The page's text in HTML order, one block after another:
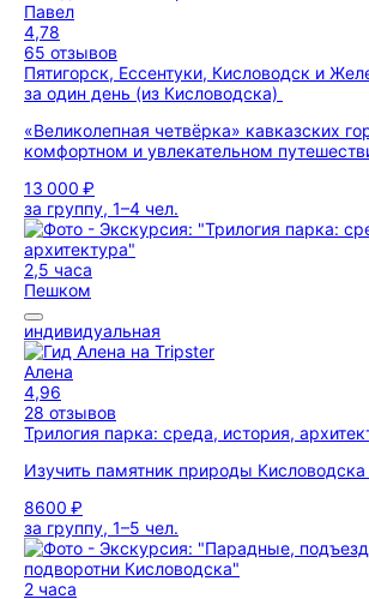
Павел
4,78
65 отзывов
Пятигорск, Ессентуки, Кисловодск и
за один день (из Кисловодска)
«Великолепная четвёрка» кавказских
комфортном и увлекательном
13 000 ₽
за группу, 1–4 чел.
2,5 часа
Пешком
индивидуальная
Алена
4,96
28 отзывов
Трилогия парка: среда, история,
Изучить памятник природы Кисловодска
8600 ₽
за группу, 1–5 чел.
2 часа